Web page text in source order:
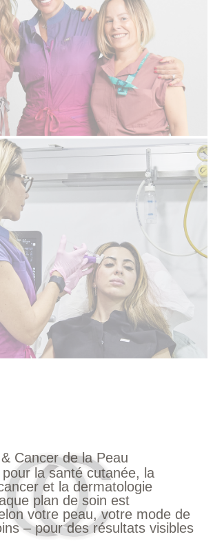
Cancer de la Peau
la santé cutanée, la
et la dermatologie
plan de soin est
votre peau, votre mode de
– pour des résultats visibles